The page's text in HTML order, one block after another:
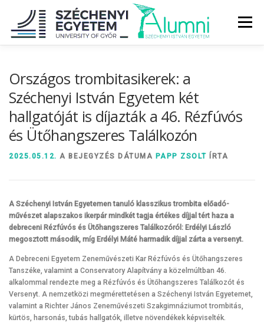
tartalomhoz
Menü
DIPLOMAÁTADÓ DIPLOMÁN TÚL
SZOLGÁLTATÁSOK ÉVFOLYAMOK
Országos trombitasikerek: a
Széchenyi István Egyetem két
hallgatóját is díjazták a 46. Rézfúvós
és Ütőhangszeres Találkozón
2025.05.12. A BEJEGYZÉS DÁTUMA PAPP ZSOLT ÍRTA
A Széchenyi István Egyetemen tanuló klasszikus trombita előadó-
művészet alapszakos ikerpár mindkét tagja értékes díjjal tért haza a
debreceni Rézfúvós és Ütőhangszeres Találkozóról: Erdélyi László
megosztott második, míg Erdélyi Máté harmadik díjjal zárta a versenyt.
A Debreceni Egyetem Zeneművészeti Kar Rézfúvós és Ütőhangszeres
Tanszéke, valamint a Conservatory Alapítvány a közelmúltban 46.
alkalommal rendezte meg a Rézfúvós és Ütőhangszeres Találkozót és
Versenyt. A nemzetközi megmérettetésen a Széchenyi István Egyetemet,
valamint a Richter János Zeneművészeti Szakgimnáziumot trombitás,
kürtös, harsonás, tubás hallgatók, illetve növendékek képviselték.